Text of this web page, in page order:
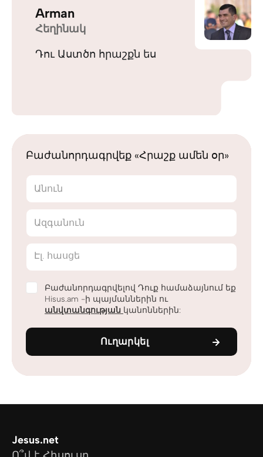
Arman
Հեղինակ
Դու Աստծո հրաշքն ես
Բաժանորդագրվեք «Հրաշք ամեն օր»
Անուն
Ազգանուն
Էլ. հասցե
Բաժանորդագրվելով Դուք համաձայնում եք
Hisus.am -ի պայմաններին ու
անվտանգության կանոններին:
Ուղարկել
Jesus.net